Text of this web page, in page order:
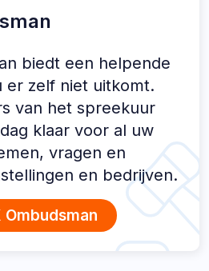
biedt een helpende
er zelf niet uitkomt.
van het spreekuur
klaar voor al uw
vragen en
en bedrijven.
Ombudsman